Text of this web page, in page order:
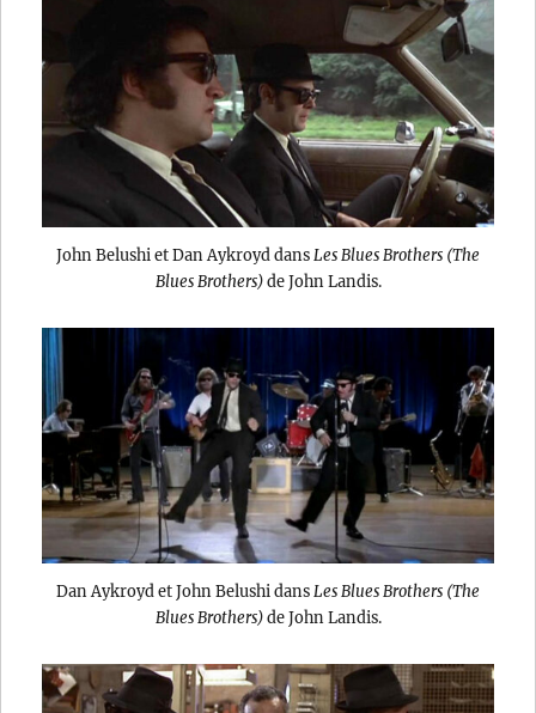
John Belushi et Dan Aykroyd dans Les Blues Brothers (The
Blues Brothers)de John Landis.
Dan Aykroyd et John Belushi dansLes Blues Brothers (The
Blues Brothers)de John Landis.